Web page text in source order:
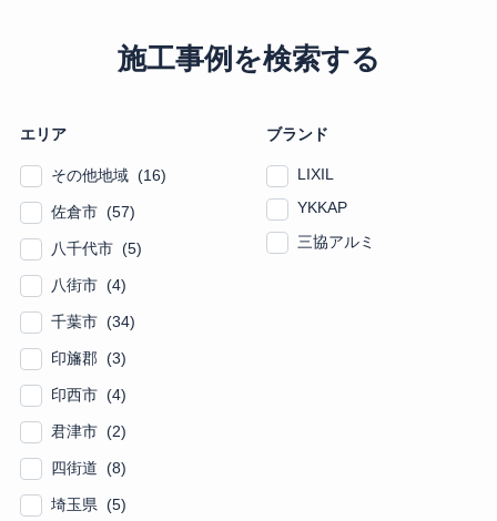
施工事例を検索する
エリア
その他地域 (16)
佐倉市 (57)
八千代市 (5)
八街市 (4)
千葉市 (34)
印旛郡 (3)
印西市 (4)
君津市 (2)
四街道 (8)
埼玉県 (5)
ブランド
LIXIL
YKKAP
三協アルミ